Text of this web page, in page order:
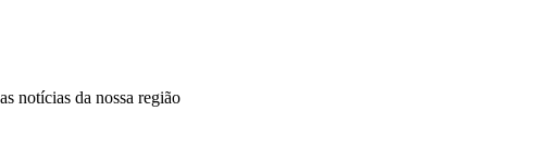
notícias da nossa região